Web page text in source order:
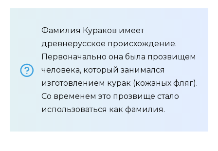
Фамилия Кураков имеет
древнерусское происхождение.
Первоначально она была прозвищем
человека, который занимался
изготовлением курак (кожаных фляг).
Со временем это прозвище стало
использоваться как фамилия.